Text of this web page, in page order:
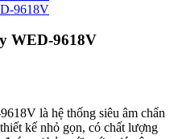
WED-9618V
là hệ thống siêu âm chẩn
kế nhỏ gọn, có chất lượng